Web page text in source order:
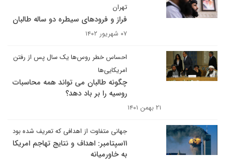
تهران
فراز و فرودهای سیطره دو ساله طالبان
۰۷ شهریور ۱۴۰۲
احساس خطر روس‌ها یک سال پس از رفتن
امریکایی‌ها
چگونه طالبان می تواند همه محاسبات
روسیه را بر باد دهد؟
۲۱ بهمن ۱۴۰۱
جهانی متفاوت از اهدافی که تعریف شده بود
۱۱سپتامبر: اهداف و نتایج تهاجم امریکا
به خاورمیانه